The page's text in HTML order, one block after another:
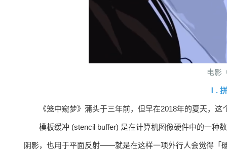
电影
Ⅰ.
《笼中窥梦》蒲头于三年前，但早在2018年的夏天，
模板缓冲 (stencil buffer) 是在计算机图像硬件中的一种
阴影，也用于平面反射——就是在这样一项外行人会觉得「